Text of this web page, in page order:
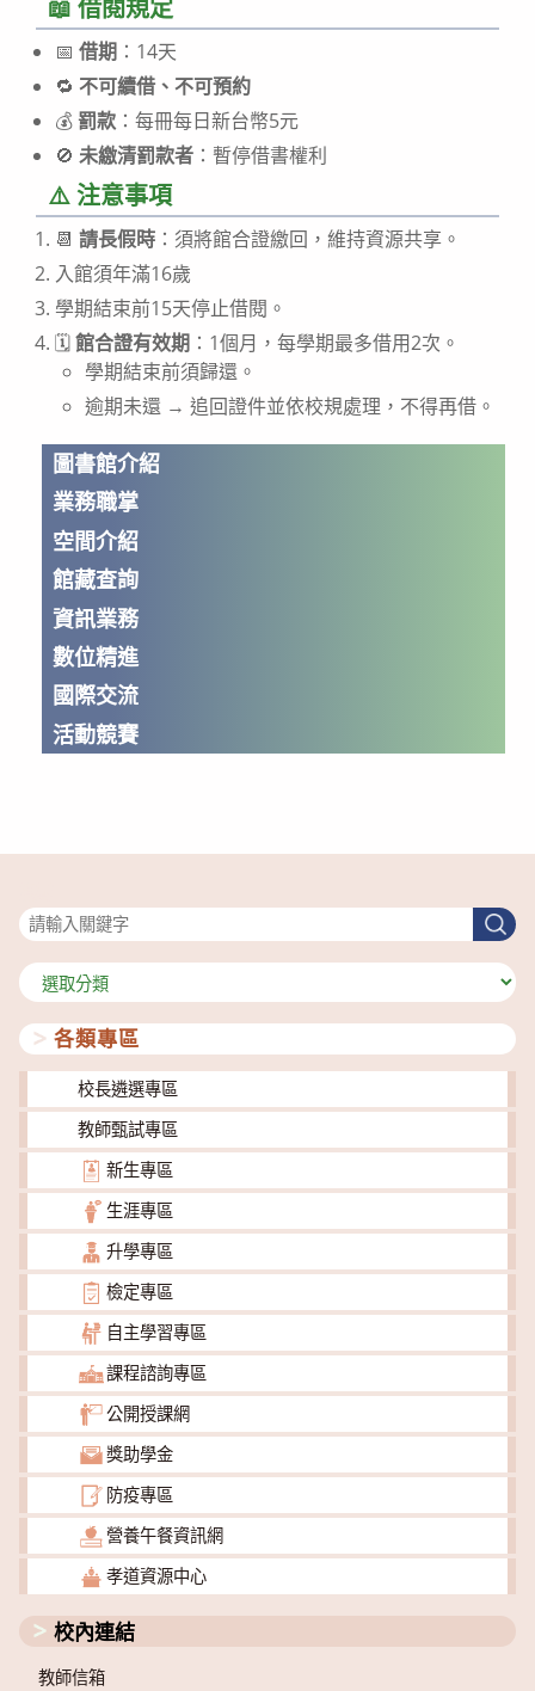
圖書館介紹
業務職掌
空間介紹
館藏查詢
資訊業務
數位精進
國際交流
活動競賽
📖 借閱規定
📅 借期 ：14天
🔁 不可續借、不可預約
💰罰款 ：每冊每日新台幣5元
🚫 未繳清罰款者 ：暫停借書權利
⚠️ 注意事項
📆 請長假時 ：須將館合證繳回，維持資源共享。
入館須年滿16歲
學期結束前15天停止借閱。
🗓️館合證有效期 ：1個月，每學期最多借用2次。
學期結束前須歸還。
逾期未還 → 追回證件並依校規處理，不得再借。
搜
尋
分
類
各類專區
校長遴選專區
教師甄試專區
新生專區
生涯專區
升學專區
檢定專區
自主學習專區
課程諮詢專區
公開授課網
獎助學金
防疫專區
營養午餐資訊網
孝道資源中心
校內連結
教師信箱